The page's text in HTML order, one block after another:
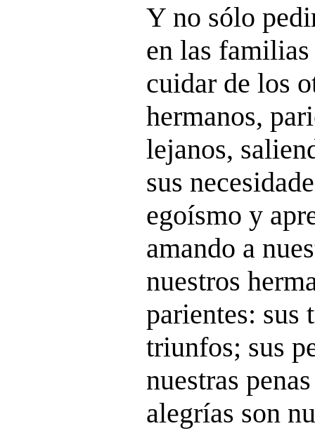
Y no sólo
en las
cuidar de los
hermanos,
lejanos,
sus
egoísmo y
amando a
nuestros
parientes: sus
triunfos; sus
nuestras
alegrías son